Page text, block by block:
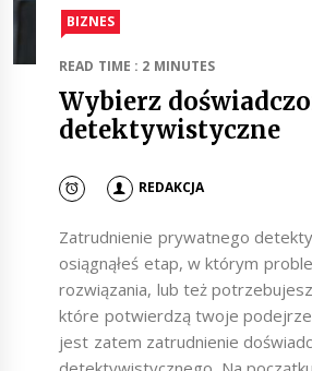
BIZNES
READ TIME : 2 MINUTES
Wybierz
detektywistyczne
REDAKCJA
Zatrudnienie prywatnego
osiągnąłeś etap, w którym
rozwiązania, lub też
które potwierdzą twoje
jest zatem zatrudnienie